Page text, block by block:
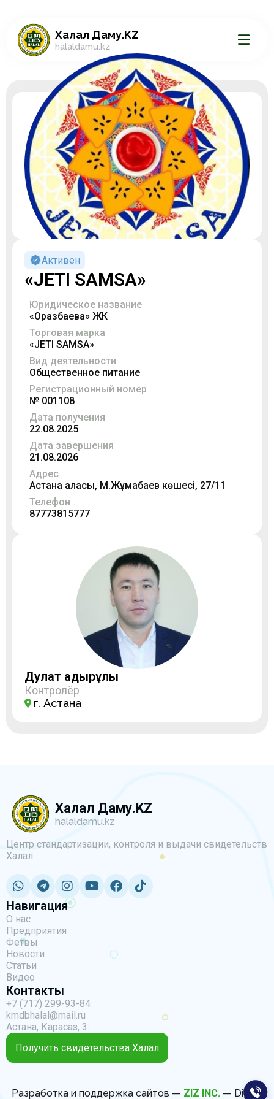
Халал Даму.KZ
halaldamu.kz
Активен
«JETI SAMSA»
Юридическое название
«Оразбаева» ЖК
Торговая марка
«JETI SAMSA»
Вид деятельности
Общественное питание
Регистрационный номер
№ 001108
Дата получения
22.08.2025
Дата завершения
21.08.2026
Адрес
Астана қаласы, М.Жұмабаев көшесі, 27/11
Телефон
87773815777
Дулат Қадырұлы
Контролёр
г. Астана
Халал Даму.KZ
halaldamu.kz
Центр стандартизации, контроля и выдачи свидетельств
Халал
Навигация
О нас
Предприятия
Фетвы
Новости
Статьи
Видео
Контакты
+7 (717) 299-93-84
kmdbhalal@mail.ru
Астана, Карасаз, 3.
Получить свидетельства Халал
Разработка и поддержка сайтов — ZIZ INC.— Digital